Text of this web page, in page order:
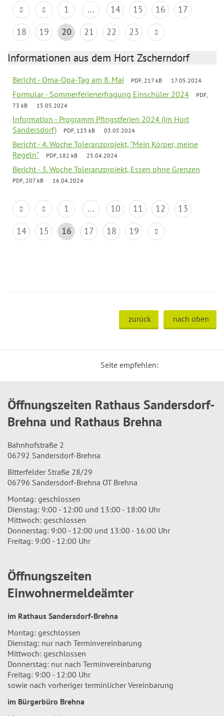
1 ... 14 15 16
17
18
19 20 21 22 23
Informationen aus dem Hort Zscherndorf
Bericht - Oma-Opa-Tag am 8. Mai PDF, 217 kB 17.05.2024
Formular - Sommerferienerfragung Einschüler 2024
PDF,
73 kB
15.05.2024
Information - Programm Pfingstferien 2024 (im Hort
Sandersdorf)
PDF, 123 kB 03.05.2024
Bericht - 4. Woche Toleranzprojekt, "Mein Körper, meine
Regeln"
PDF, 182 kB 25.04.2024
Bericht - 3. Woche Toleranzprojekt, Essen ohne Grenzen
PDF, 207 kB 16.04.2024
1 ... 10 11 12
13
14
15 16 17 18 19
zurück nach oben
Seite empfehlen:
Öffnungszeiten Rathaus Sandersdorf-
Brehna und Rathaus Brehna
Bahnhofstraße 2
06792 Sandersdorf-Brehna
Bitterfelder Straße 28/29
06796 Sandersdorf-Brehna OT Brehna
Montag: geschlossen
Dienstag: 9:00 - 12:00 und 13:00 - 18:00 Uhr
Mittwoch: geschlossen
Donnerstag: 9:00 - 12:00 und 13:00 - 16:00 Uhr
Freitag: 9:00 - 12:00 Uhr
Öffnungszeiten
Einwohnermeldeämter
im Rathaus Sandersdorf-Brehna
Montag: geschlossen
Dienstag: nur nach Terminvereinbarung
Mittwoch: geschlossen
Donnerstag: nur nach Terminvereinbarung
Freitag: 9:00 - 12:00 Uhr
sowie nach vorheriger terminlicher Vereinbarung
im Bürgerbüro Brehna